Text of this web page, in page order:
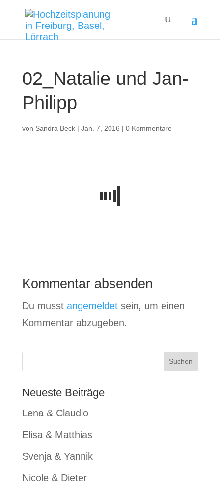
02_Natalie und Jan-
Philipp
von Sandra Beck| Jan. 7, 2016 | 0 Kommentare
Kommentar absenden
Du musst angemeldetsein, um einen
Kommentar abzugeben.
Neueste Beiträge
Lena & Claudio
Elisa & Matthias
Svenja & Yannik
Nicole & Dieter